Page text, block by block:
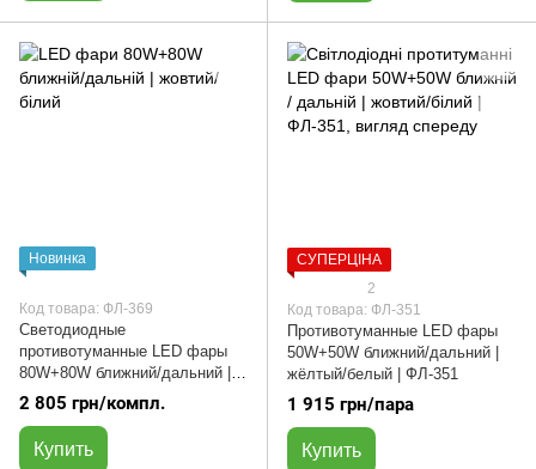
Новинка
Код товара: ФЛ-369
Светодиодные
противотуманные LED фары
80W+80W ближний/дальний |
желтый/белый | ФЛ-369
2 805 грн/компл.
Купить
СУПЕРЦІНА
2
Код товара: ФЛ-351
Противотуманные LED фары
50W+50W ближний/дальний |
жёлтый/белый | ФЛ-351
1 915 грн/пара
Купить